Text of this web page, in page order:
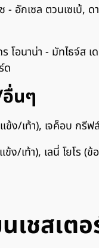
- อักเซล ตวนเซเบ้,
โอนาน่า - มัทไธจ์ส
ด
นๆ
ง/เท้า), เจค็อบ กรีฟ
ง/เท้า), เลนี่ โยโร (
เชสเต